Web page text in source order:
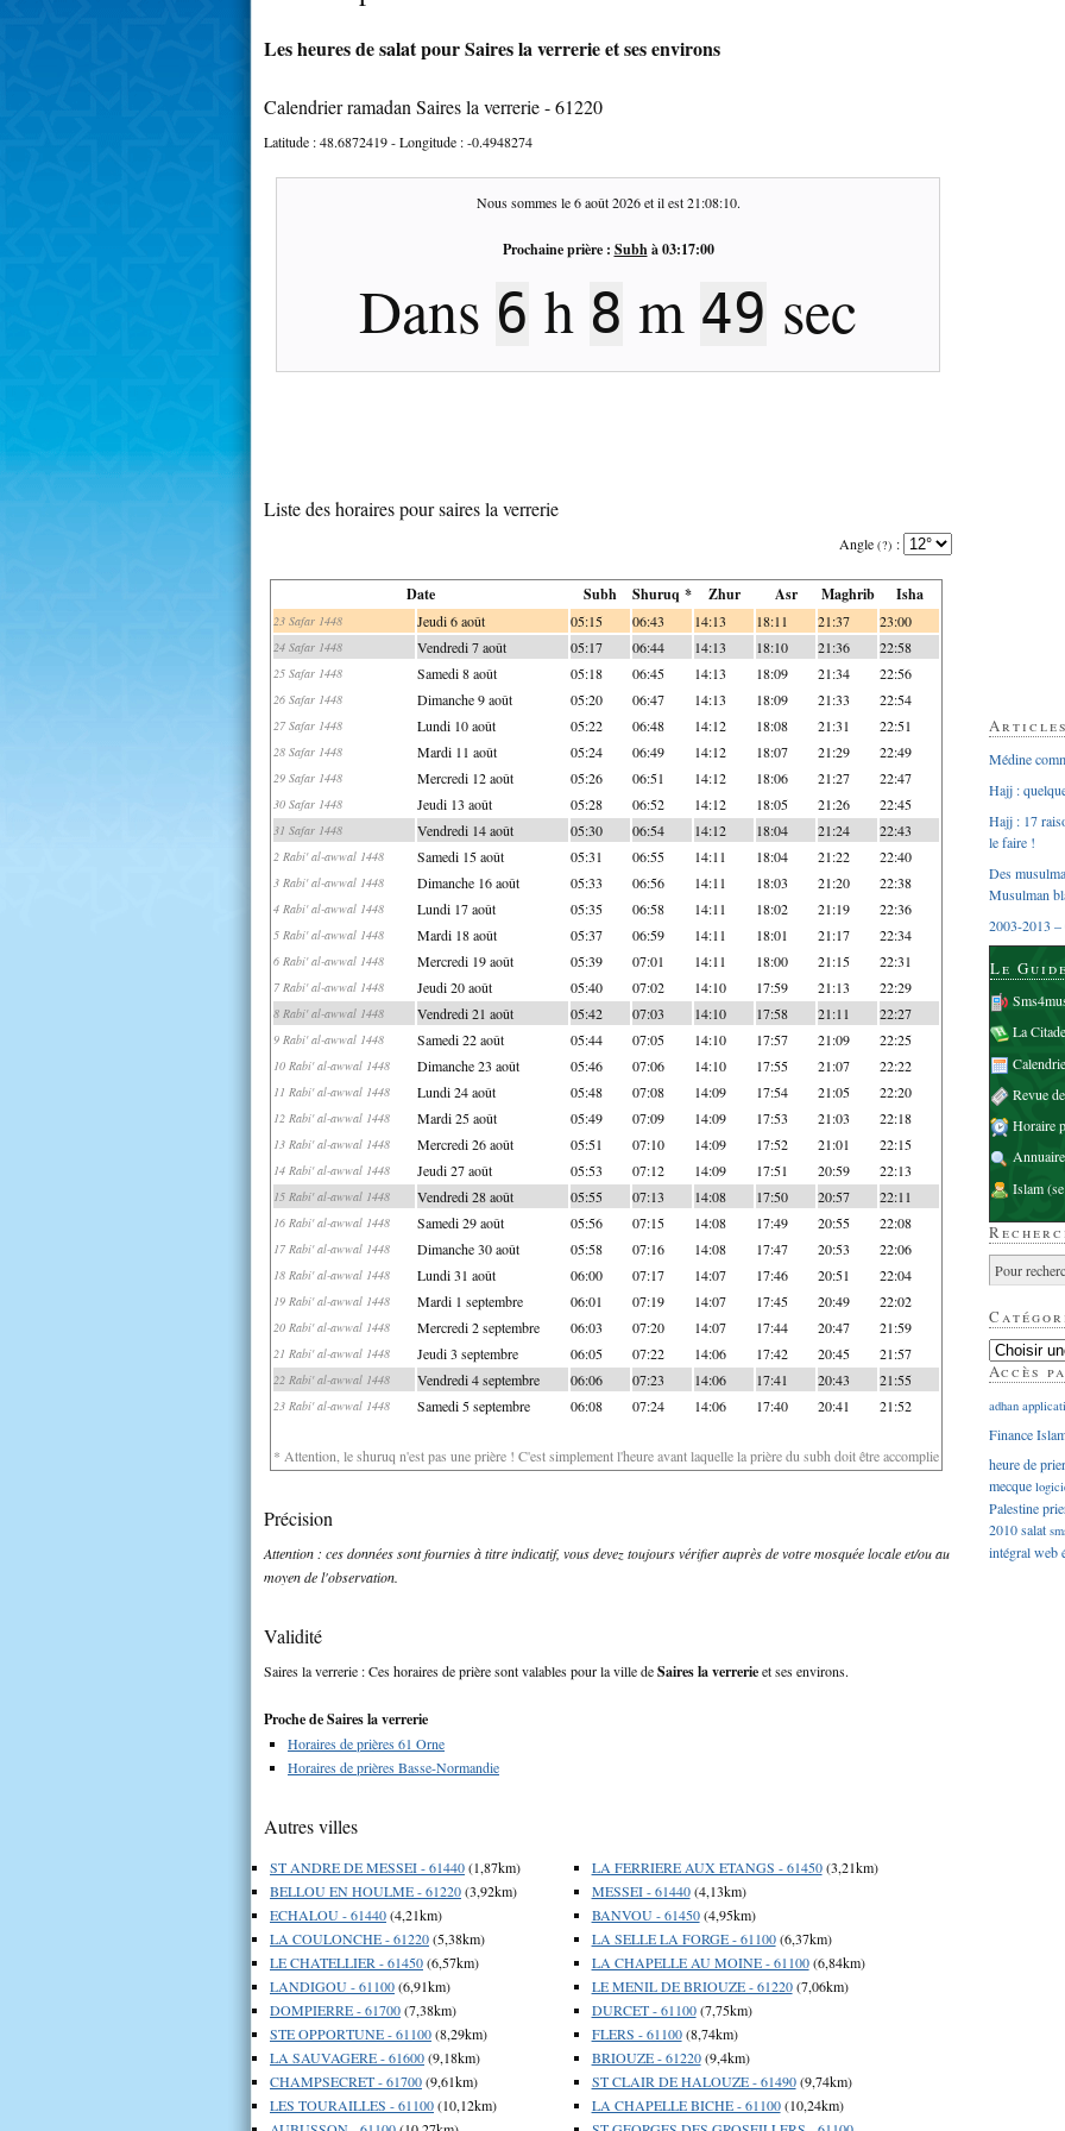
Les heures de salat pour Saires la verrerie et ses environs
Calendrier ramadan Saires la verrerie - 61220
Latitude :48.6872419- Longitude :-0.4948274
Nous sommes le6 août 2026et il est21:08:11.
Prochaine prière : Subhà03:17:00
Dans 6 h 8 m 48 sec
Liste des horaires pour saires la verrerie
Angle (?) :
Date Subh Shuruq * Zhur Asr Maghrib Isha
23 Safar 1448 Jeudi 6 août 05:15 06:43 14:13 18:11 21:37 23:00
24 Safar 1448 Vendredi 7 août 05:17 06:44 14:13 18:10 21:36 22:58
25 Safar 1448 Samedi 8 août 05:18 06:45 14:13 18:09 21:34 22:56
26 Safar 1448 Dimanche 9 août 05:20 06:47 14:13 18:09 21:33 22:54
27 Safar 1448 Lundi 10 août 05:22 06:48 14:12 18:08 21:31 22:51
28 Safar 1448 Mardi 11 août 05:24 06:49 14:12 18:07 21:29 22:49
29 Safar 1448 Mercredi 12 août 05:26 06:51 14:12 18:06 21:27 22:47
30 Safar 1448 Jeudi 13 août 05:28 06:52 14:12 18:05 21:26 22:45
31 Safar 1448 Vendredi 14 août 05:30 06:54 14:12 18:04 21:24 22:43
2 Rabi' al-awwal 1448 Samedi 15 août 05:31 06:55 14:11 18:04 21:22 22:40
3 Rabi' al-awwal 1448 Dimanche 16 août 05:33 06:56 14:11 18:03 21:20 22:38
4 Rabi' al-awwal 1448 Lundi 17 août 05:35 06:58 14:11 18:02 21:19 22:36
5 Rabi' al-awwal 1448 Mardi 18 août 05:37 06:59 14:11 18:01 21:17 22:34
6 Rabi' al-awwal 1448 Mercredi 19 août 05:39 07:01 14:11 18:00 21:15 22:31
7 Rabi' al-awwal 1448 Jeudi 20 août 05:40 07:02 14:10 17:59 21:13 22:29
8 Rabi' al-awwal 1448 Vendredi 21 août 05:42 07:03 14:10 17:58 21:11 22:27
9 Rabi' al-awwal 1448 Samedi 22 août 05:44 07:05 14:10 17:57 21:09 22:25
10 Rabi' al-awwal 1448 Dimanche 23 août 05:46 07:06 14:10 17:55 21:07 22:22
11 Rabi' al-awwal 1448 Lundi 24 août 05:48 07:08 14:09 17:54 21:05 22:20
12 Rabi' al-awwal 1448 Mardi 25 août 05:49 07:09 14:09 17:53 21:03 22:18
13 Rabi' al-awwal 1448 Mercredi 26 août 05:51 07:10 14:09 17:52 21:01 22:15
14 Rabi' al-awwal 1448 Jeudi 27 août 05:53 07:12 14:09 17:51 20:59 22:13
15 Rabi' al-awwal 1448 Vendredi 28 août 05:55 07:13 14:08 17:50 20:57 22:11
16 Rabi' al-awwal 1448 Samedi 29 août 05:56 07:15 14:08 17:49 20:55 22:08
17 Rabi' al-awwal 1448 Dimanche 30 août 05:58 07:16 14:08 17:47 20:53 22:06
18 Rabi' al-awwal 1448 Lundi 31 août 06:00 07:17 14:07 17:46 20:51 22:04
19 Rabi' al-awwal 1448 Mardi 1 septembre 06:01 07:19 14:07 17:45 20:49 22:02
20 Rabi' al-awwal 1448 Mercredi 2 septembre 06:03 07:20 14:07 17:44 20:47 21:59
21 Rabi' al-awwal 1448 Jeudi 3 septembre 06:05 07:22 14:06 17:42 20:45 21:57
22 Rabi' al-awwal 1448 Vendredi 4 septembre 06:06 07:23 14:06 17:41 20:43 21:55
23 Rabi' al-awwal 1448 Samedi 5 septembre 06:08 07:24 14:06 17:40 20:41 21:52
* Attention, le shuruq n'est pas une prière ! C'est simplement l'heure avant laquelle la prière du subh doit être accomplie
Précision
Attention : ces données sont fournies à titre indicatif, vous devez toujours vérifier auprès de votre mosquée locale et/ou au
moyen de l'observation.
Validité
Saires la verrerie : Ces horaires de prière sont valables pour la ville deSaires la verrerieet ses environs.
Proche de Saires la verrerie
Horaires de prières 61 Orne
Horaires de prières Basse-Normandie
Autres villes
ST ANDRE DE MESSEI - 61440(1,87km)
BELLOU EN HOULME - 61220(3,92km)
ECHALOU - 61440(4,21km)
LA COULONCHE - 61220(5,38km)
LE CHATELLIER - 61450(6,57km)
LANDIGOU - 61100(6,91km)
DOMPIERRE - 61700(7,38km)
STE OPPORTUNE - 61100(8,29km)
LA SAUVAGERE - 61600(9,18km)
CHAMPSECRET - 61700(9,61km)
LES TOURAILLES - 61100(10,12km)
LA FERRIERE AUX ETANGS - 61450(3,21km)
MESSEI - 61440(4,13km)
BANVOU - 61450(4,95km)
LA SELLE LA FORGE - 61100(6,37km)
LA CHAPELLE AU MOINE - 61100(6,84km)
LE MENIL DE BRIOUZE - 61220(7,06km)
DURCET - 61100(7,75km)
FLERS - 61100(8,74km)
BRIOUZE - 61220(9,4km)
ST CLAIR DE HALOUZE - 61490(9,74km)
LA CHAPELLE BICHE - 61100(10,24km)
Médine
Hajj :
Hajj : 17
le faire !
Des
Musulman
2003-2013 –
Le
La
Revue
Horaire
Islam
Accès
adhan
Finance
heure de
mecque
Palestine
2010salat
intégralweb